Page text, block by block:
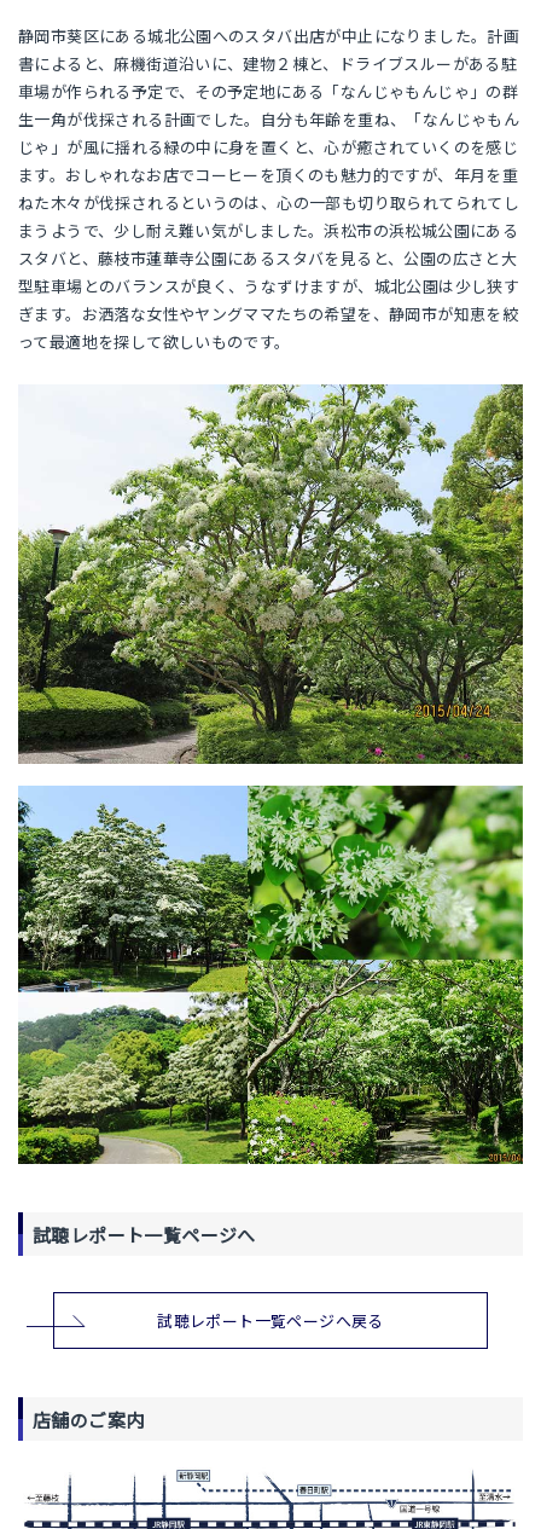
静岡市葵区にある城北公園へのスタバ出店が中止になりました。計画
書によると、麻機街道沿いに、建物２棟と、ドライブスルーがある駐
車場が作られる予定で、その予定地にある「なんじゃもんじゃ」の群
生一角が伐採される計画でした。自分も年齢を重ね、「なんじゃもん
じゃ」が風に揺れる緑の中に身を置くと、心が癒されていくのを感じ
ます。おしゃれなお店でコーヒーを頂くのも魅力的ですが、年月を重
ねた木々が伐採されるというのは、心の一部も切り取られてられてし
まうようで、少し耐え難い気がしました。浜松市の浜松城公園にある
スタバと、藤枝市蓮華寺公園にあるスタバを見ると、公園の広さと大
型駐車場とのバランスが良く、うなずけますが、城北公園は少し狭す
ぎます。お洒落な女性やヤングママたちの希望を、静岡市が知恵を絞
って最適地を探して欲しいものです。
試聴レポート一覧ページへ
試聴レポート一覧ページへ戻る
店舗のご案内